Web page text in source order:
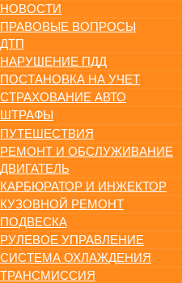
НОВОСТИ
ПРАВОВЫЕ ВОПРОСЫ
ДТП
НАРУШЕНИЕ ПДД
ПОСТАНОВКА НА УЧЕТ
СТРАХОВАНИЕ АВТО
ШТРАФЫ
ПУТЕШЕСТВИЯ
РЕМОНТ И ОБСЛУЖИВАНИЕ
ДВИГАТЕЛЬ
КАРБЮРАТОР И ИНЖЕКТОР
КУЗОВНОЙ РЕМОНТ
ПОДВЕСКА
РУЛЕВОЕ УПРАВЛЕНИЕ
СИСТЕМА ОХЛАЖДЕНИЯ
ТРАНСМИССИЯ